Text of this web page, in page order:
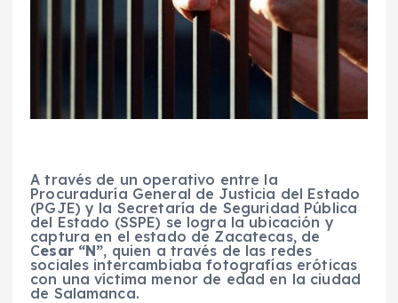
A través de un operativo entre la
Procuraduría General de Justicia del Estado
(PGJE) y la Secretaría de Seguridad Pública
del Estado (SSPE) se logra la ubicación y
captura en el estado de Zacatecas, de
Cesar “N”, quien a través de las redes
sociales intercambiaba fotografías eróticas
con una víctima menor de edad en la ciudad
de Salamanca.